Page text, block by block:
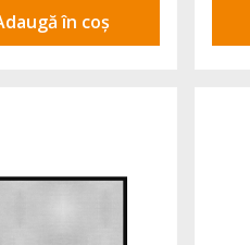
în coș